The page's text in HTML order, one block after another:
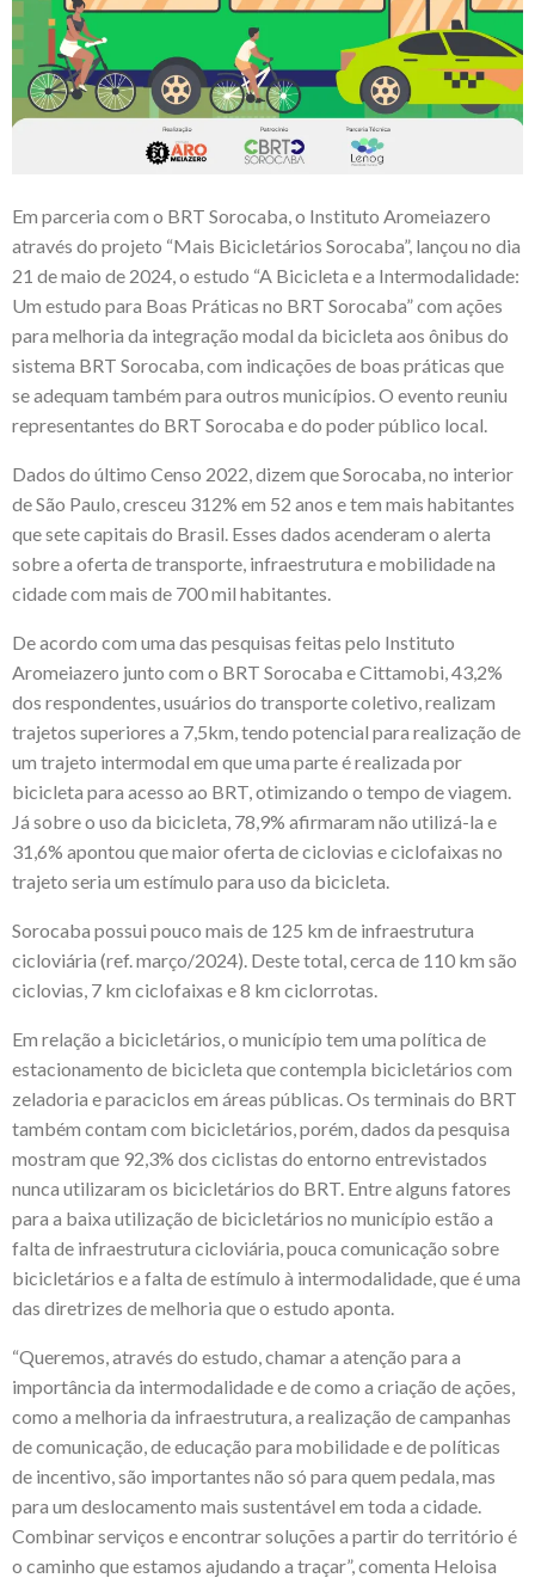
Em parceria com o BRT Sorocaba, o Instituto Aromeiazero
através do projeto “Mais Bicicletários Sorocaba”, lançou no dia
21 de maio de 2024, o estudo “A Bicicleta e a Intermodalidade:
Um estudo para Boas Práticas no BRT Sorocaba” com ações
para melhoria da integração modal da bicicleta aos ônibus do
sistema BRT Sorocaba, com indicações de boas práticas que
se adequam também para outros municípios. O evento reuniu
representantes do BRT Sorocaba e do poder público local.
Dados do último Censo 2022, dizem que Sorocaba, no interior
de São Paulo, cresceu 312% em 52 anos e tem mais habitantes
que sete capitais do Brasil. Esses dados acenderam o alerta
sobre a oferta de transporte, infraestrutura e mobilidade na
cidade com mais de 700 mil habitantes.
De acordo com uma das pesquisas feitas pelo Instituto
Aromeiazero junto com o BRT Sorocaba e Cittamobi, 43,2%
dos respondentes, usuários do transporte coletivo, realizam
trajetos superiores a 7,5km, tendo potencial para realização de
um trajeto intermodal em que uma parte é realizada por
bicicleta para acesso ao BRT, otimizando o tempo de viagem.
Já sobre o uso da bicicleta, 78,9% afirmaram não utilizá-la e
31,6% apontou que maior oferta de ciclovias e ciclofaixas no
trajeto seria um estímulo para uso da bicicleta.
Sorocaba possui pouco mais de 125 km de infraestrutura
cicloviária (ref. março/2024). Deste total, cerca de 110 km são
ciclovias, 7 km ciclofaixas e 8 km ciclorrotas.
Em relação a bicicletários, o município tem uma política de
estacionamento de bicicleta que contempla bicicletários com
zeladoria e paraciclos em áreas públicas. Os terminais do BRT
também contam com bicicletários, porém, dados da pesquisa
mostram que 92,3% dos ciclistas do entorno entrevistados
nunca utilizaram os bicicletários do BRT. Entre alguns fatores
para a baixa utilização de bicicletários no município estão a
falta de infraestrutura cicloviária, pouca comunicação sobre
bicicletários e a falta de estímulo à intermodalidade, que é uma
das diretrizes de melhoria que o estudo aponta.
“Queremos, através do estudo, chamar a atenção para a
importância da intermodalidade e de como a criação de ações,
como a melhoria da infraestrutura, a realização de campanhas
de comunicação, de educação para mobilidade e de políticas
de incentivo, são importantes não só para quem pedala, mas
para um deslocamento mais sustentável em toda a cidade.
Combinar serviços e encontrar soluções a partir do território é
o caminho que estamos ajudando a traçar”, comenta Heloisa